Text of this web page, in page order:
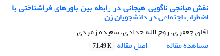
نقش میانجی ناگویی هیجانی در رابطه بین باورهای فراشناختی با
اضطراب اجتماعی در دانشجویان زن
آفاق جعفری، روح الله حدادی، سعیده زمردی
مشاهده مقاله
اصل مقاله 71.49 K